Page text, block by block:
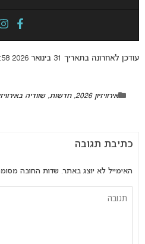
עודכן לאחרונה בתאריך 31 בינואר 2026 08:58 על ידי
אירוויזיון 2026 ,חדשות,שוודיה
כתיבת תגובה
האימייל לא יוצג באתר. שדות החובה